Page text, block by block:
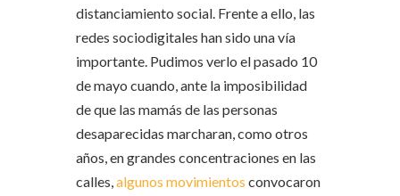
distanciamiento social. Frente a ello, las
redes sociodigitales han sido una vía
importante. Pudimos verlo el pasado 10
de mayo cuando, ante la imposibilidad
de que las mamás de las personas
desaparecidas marcharan, como otros
años, en grandes concentraciones en las
calles,algunos movimientos convocaron